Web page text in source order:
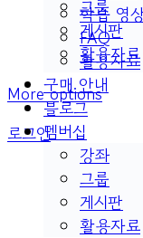
그룹
게시판
활용자료
More options
로그인
학습 영
FAQ
활용자료
구매 안내
블로그
멤버십
강좌
그룹
게시판
활용자료